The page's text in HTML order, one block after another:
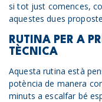
si tot just comences,
aquestes dues
RUTINA PER A
TÈCNICA
Aquesta rutina està
potència de manera
minuts a escalfar bé